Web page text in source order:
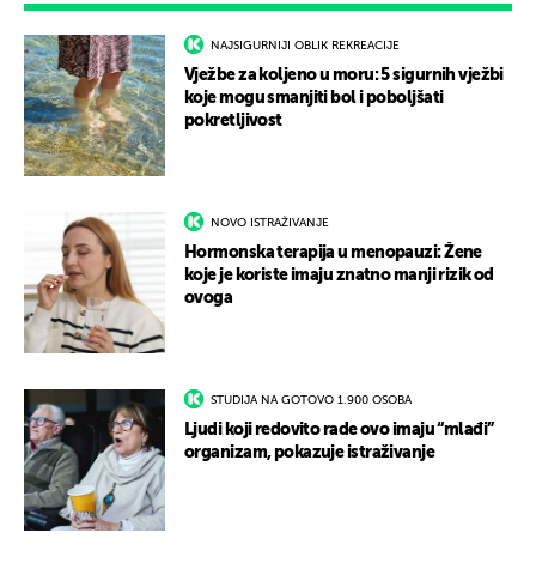
NAJSIGURNIJI OBLIK REKREACIJE
Vježbe za koljeno u moru: 5 sigurnih vježbi
koje mogu smanjiti bol i poboljšati
pokretljivost
NOVO ISTRAŽIVANJE
Hormonska terapija u menopauzi: Žene
koje je koriste imaju znatno manji rizik od
ovoga
STUDIJA NA GOTOVO 1.900 OSOBA
Ljudi koji redovito rade ovo imaju “mlađi”
organizam, pokazuje istraživanje